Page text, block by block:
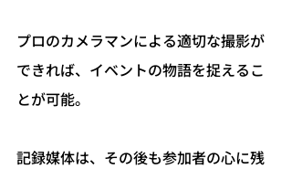
プロのカメラマンによる適切な撮影が
できれば、イベントの物語を捉えるこ
とが可能。
記録媒体は、その後も参加者の心に残